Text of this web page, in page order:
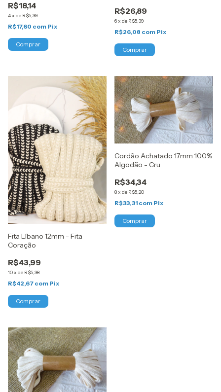
R$18,14
4x de R$5,39
R$17,60 com Pix
R$26,89
6x de R$5,39
R$26,08 com Pix
Fita Líbano 12mm - Fita
Coração
R$43,99
10x de R$5,38
R$42,67 com Pix
Comprar
Cordão Achatado 17mm 100%
Algodão - Cru
R$34,34
8x de R$5,20
R$33,31 com Pix